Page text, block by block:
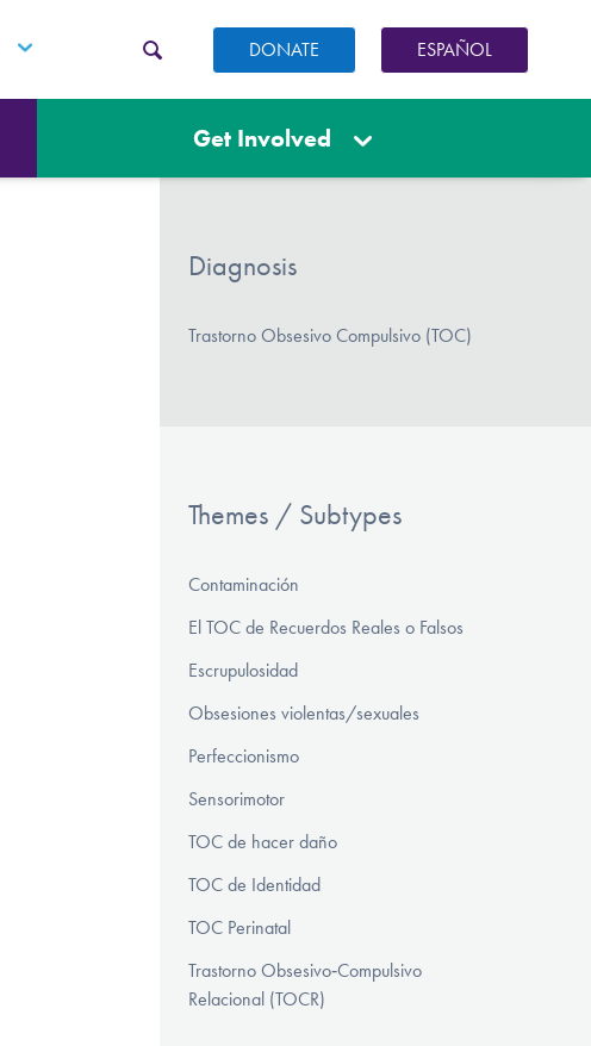
DONATE ESPAÑOL
Get Involved
Diagnosis
Trastorno Obsesivo Compulsivo (TOC)
Themes / Subtypes
Contaminación
El TOC de Recuerdos Reales o Falsos
Escrupulosidad
Obsesiones violentas/sexuales
Perfeccionismo
Sensorimotor
TOC de hacer daño
TOC de Identidad
TOC Perinatal
Trastorno Obsesivo‑Compulsivo
Relacional (TOCR)